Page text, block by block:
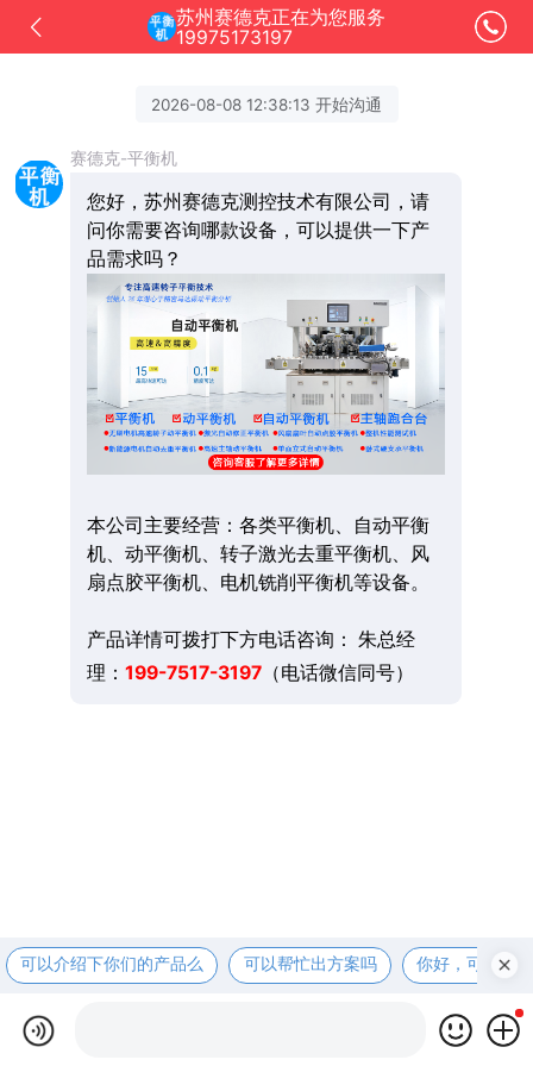
苏州赛德克正在为您服务
19975173197
2026-08-08 12:38:13 开始沟通
赛德克-平衡机
您好，苏州赛德克测控技术有限公司，请
问你需要咨询哪款设备，可以提供一下产
品需求吗？
本公司主要经营：各类平衡机、自动平衡
机、动平衡机、转子激光去重平衡机、风
扇点胶平衡机、电机铣削平衡机等设备。
产品详情可拨打下方电话咨询： 朱总经
理： 199-7517-3197（电话微信同号）
可以介绍下你们的产品么 可以帮忙出方案吗 你好，可以先